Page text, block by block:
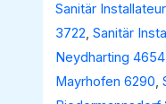
Sanitär
3722,Sanitär
Neydharting 4654
Mayrhofen 6290,